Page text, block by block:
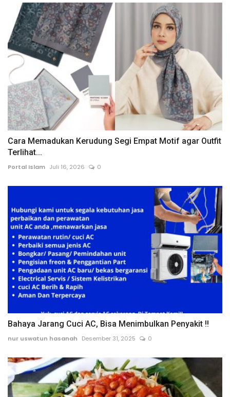
Cara Memadukan Kerudung Segi Empat Motif agar Outfit
Terlihat...
Portal Islam Juli 16, 2026 0
Bahaya Jarang Cuci AC, Bisa Menimbulkan Penyakit !!
nur uswatun hasanah Desember 31, 2025 0